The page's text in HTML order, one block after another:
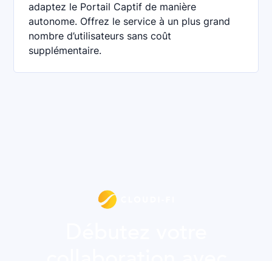
adaptez le Portail Captif de manière
autonome. Offrez le service à un plus grand
nombre d’utilisateurs sans coût
supplémentaire.